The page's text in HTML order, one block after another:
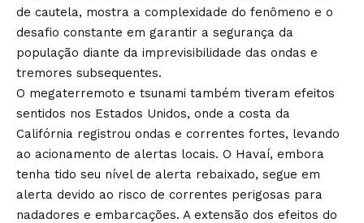
de cautela, mostra a complexidade do fenômeno e o
desafio constante em garantir a segurança da
população diante da imprevisibilidade das ondas e
tremores subsequentes.
O megaterremoto e tsunami também tiveram efeitos
sentidos nos Estados Unidos, onde a costa da
Califórnia registrou ondas e correntes fortes, levando
ao acionamento de alertas locais. O Havaí, embora
tenha tido seu nível de alerta rebaixado, segue em
alerta devido ao risco de correntes perigosas para
nadadores e embarcações. A extensão dos efeitos do